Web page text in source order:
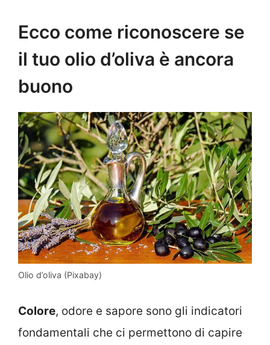
Ecco come riconoscere se
il tuo olio d’oliva è ancora
buono
Olio d’oliva (Pixabay)
Colore, odore e sapore sono gli indicatori
fondamentali che ci permettono di capire